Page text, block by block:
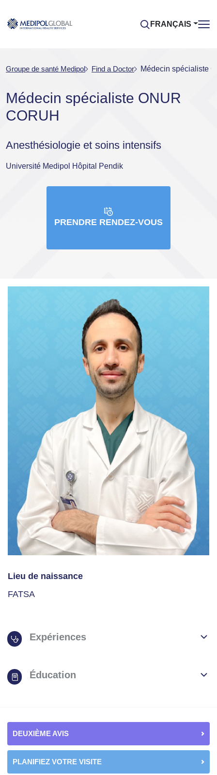
FRANÇAIS
Groupe de santé Medipol Find a Doctor Médecin spécialiste
Médecin spécialiste ONUR
CORUH
Anesthésiologie et soins intensifs
Université Medipol Hôpital Pendik
PRENDRE RENDEZ-VOUS
Lieu de naissance
FATSA
Expériences
Éducation
DEUXIÈME AVIS
PLANIFIEZ VOTRE VISITE